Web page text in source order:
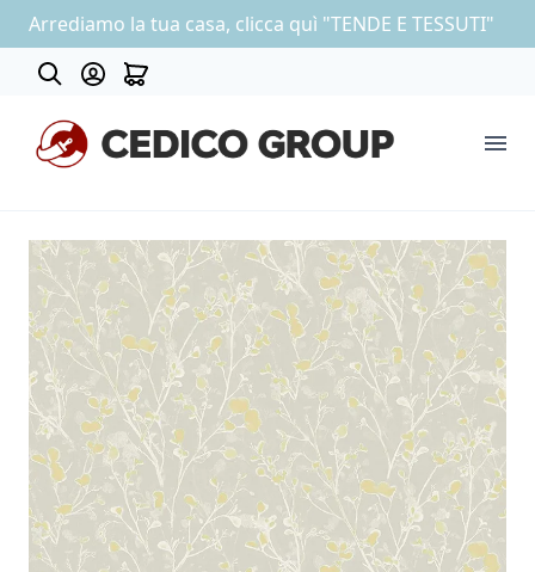
Arrediamo la tua casa, clicca quì "TENDE E TESSUTI"
COLLEZIONE CARTA DA PARATI
OUTLET